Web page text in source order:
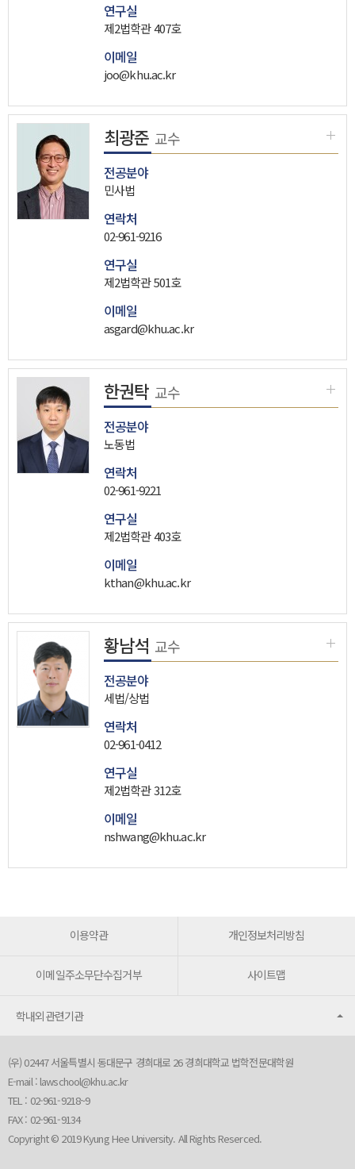
연구실
제2법학관 407호
이메일
joo@khu.ac.kr
최광준 교수
전공분야
민사법
연락처
02-961-9216
연구실
제2법학관 501호
이메일
asgard@khu.ac.kr
한권탁 교수
전공분야
노동법
연락처
02-961-9221
연구실
제2법학관 403호
이메일
kthan@khu.ac.kr
황남석 교수
전공분야
세법/상법
연락처
02-961-0412
연구실
제2법학관 312호
이메일
nshwang@khu.ac.kr
이용약관 개인정보처리방침
이메일주소무단수집거부 사이트맵
학내외관련기관
(우) 02447 서울특별시 동대문구 경희대로 26 경희대학교 법학전문대학원
E-mail : lawschool@khu.ac.kr
TEL : 02-961-9218~9
FAX : 02-961-9134
Copyright © 2019 Kyung Hee University. All Rights Reserced.